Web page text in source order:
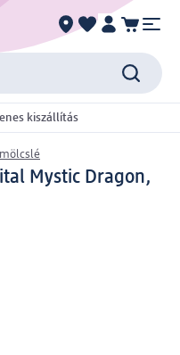
kiszállítás
Mystic Dragon,